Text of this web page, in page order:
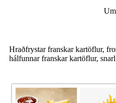
Hraðfrystar franskar kartöflur,
hálfunnar franskar kartöflur,